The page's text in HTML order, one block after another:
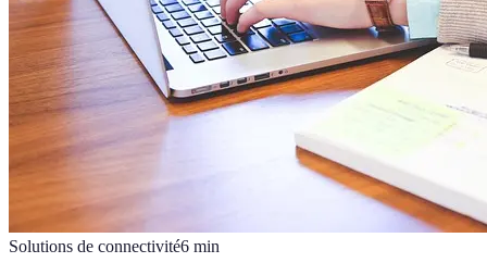
Solutions de connectivité6 min